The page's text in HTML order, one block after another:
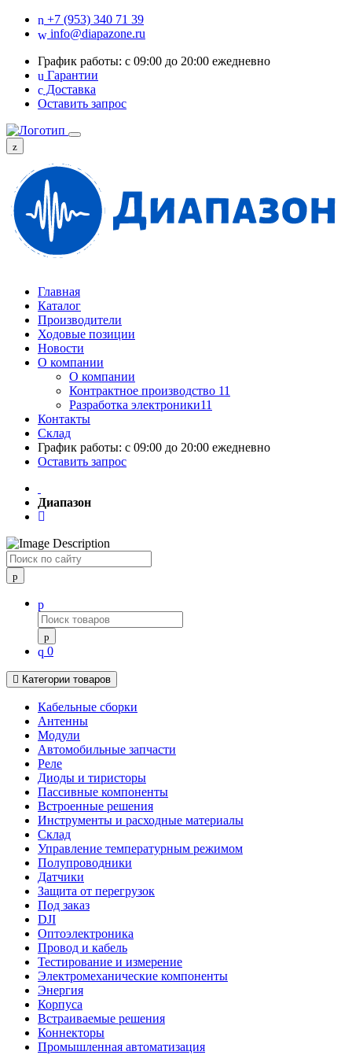
+7 (953) 340 71 39
info@diapazone.ru
График работы: с 09:00 до 20:00 ежедневно
Гарантии
Доставка
Оставить запрос
Главная
Каталог
Производители
Ходовые позиции
Новости
О компании
О компании
Контрактное производство 11
Разработка электроники11
Контакты
Склад
График работы: с 09:00 до 20:00 ежедневно
Оставить запрос
Диапазон
Поиск
0
Категории товаров
Кабельные сборки
Антенны
Модули
Автомобильные запчасти
Реле
Диоды и тиристоры
Пассивные компоненты
Встроенные решения
Инструменты и расходные материалы
Склад
Управление температурным режимом
Полупроводники
Датчики
Защита от перегрузок
Под заказ
DJI
Оптоэлектроника
Провод и кабель
Тестирование и измерение
Электромеханические компоненты
Энергия
Корпуса
Встраиваемые решения
Коннекторы
Промышленная автоматизация